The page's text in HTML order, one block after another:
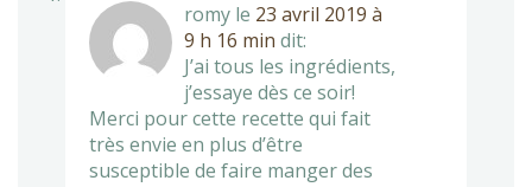
romy le 23 avril 2019 à
9 h 16 min dit:
J’ai tous les ingrédients,
j’essaye dès ce soir!
Merci pour cette recette qui fait
très envie en plus d’être
susceptible de faire manger des